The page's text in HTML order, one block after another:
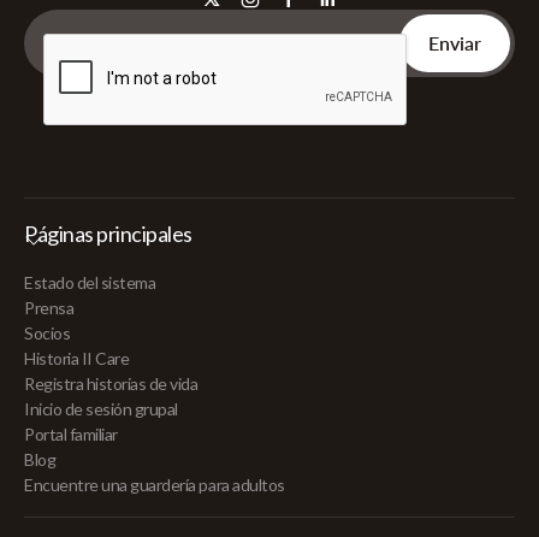
Páginas principales
Estado del sistema
Prensa
Socios
Historia II Care
Registra historias de vida
Inicio de sesión grupal
Portal familiar
Blog
Encuentre una guardería para adultos